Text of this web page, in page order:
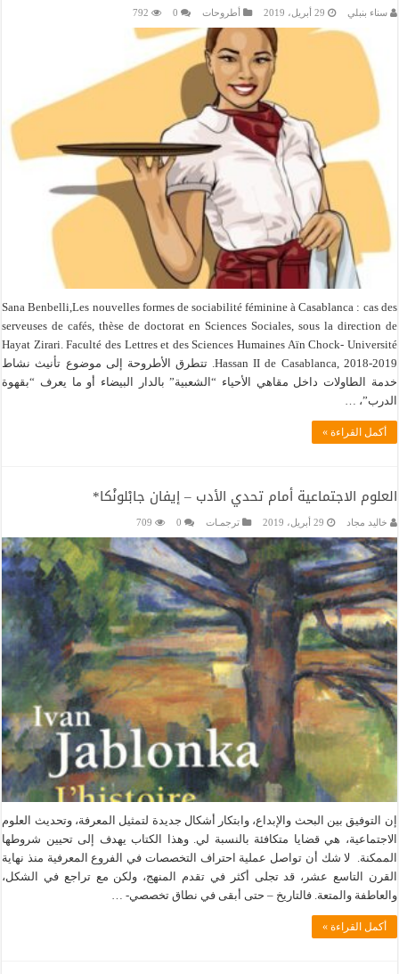
سناء بنبلي 29 أبريل، 2019 أطروحات 0
792
Sana Benbelli,Les nouvelles formes de sociabilité féminine à Casablanca : cas des
serveuses de cafés, thèse de doctorat en Sciences Sociales, sous la direction de
Hayat Zirari. Faculté des Lettres et des Sciences Humaines Aïn Chock- Université
Hassan II de Casablanca, 2018-2019. تتطرق الأطروحة إلى موضوع تأنيث نشاط
خدمة الطاولات داخل مقاهي الأحياء “الشعبية” بالدار البيضاء أو ما يعرف “بقهوة
الدرب”، …
أكمل القراءة »
العلوم الاجتماعية أمام تحدي الأدب – إيفان جابْلونْكا*
خاليد مجاد 29 أبريل، 2019 ترجمـات 0
709
إن التوفيق بين البحث والإبداع، وابتكار أشكال جديدة لتمثيل المعرفة، وتحديث العلوم
الاجتماعية، هي قضايا متكافئة بالنسبة لي. وهذا الكتاب يهدف إلى تحيين شروطها
الممكنة. لا شك أن تواصل عملية احتراف التخصصات في الفروع المعرفية منذ نهاية
القرن التاسع عشر، قد تجلى أكثر في تقدم المنهج، ولكن مع تراجع في الشكل،
والعاطفة والمتعة. فالتاريخ – حتى أبقى في نطاق تخصصي- …
أكمل القراءة »